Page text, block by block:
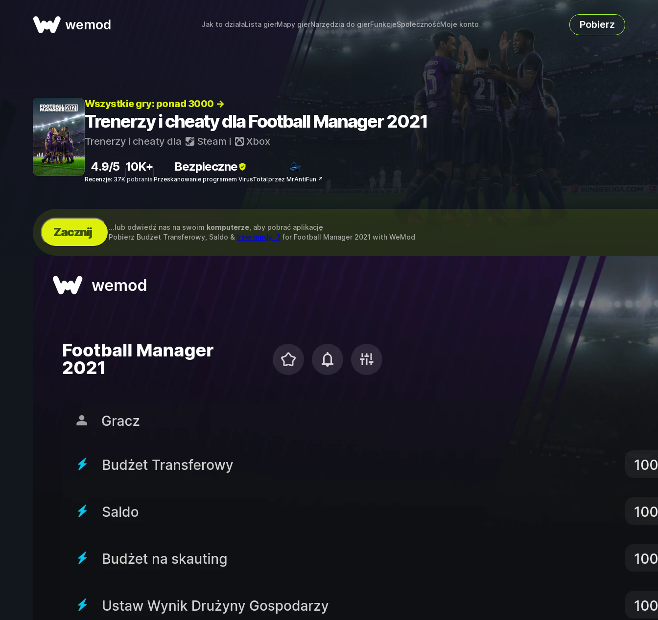
wemod Jak to działaLista gierMapy gierNarzędzia do gierFunkcjeSpołecznośćMoje konto Pobierz
Wszystkie gry: ponad 3000 →
Trenerzy i cheaty dla Football Manager 2021
Trenerzy i cheaty dla Steam i Xbox
4.9/5
Recenzje: 37K
10K+
pobrania
Bezpieczne
Przeskanowanie programem VirusTotalprzez MrAntiFun ↗
Zacznij ...lub odwiedź nas na swoim komputerze, aby pobrać aplikację
Pobierz Budżet Transferowy, Saldo & Inne mody: 3 for Football Manager 2021 with WeMod